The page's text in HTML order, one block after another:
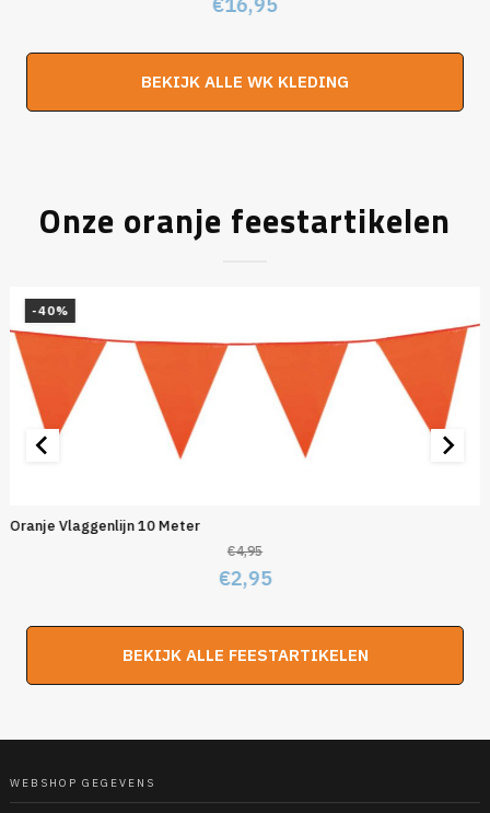
€16,95
BEKIJK ALLE WK KLEDING
Onze oranje feestartikelen
-40%
Oranje Vlaggenlijn 10 Meter
€4,95
Oorspronkelijke
€2,95Huidige
BEKIJK ALLE FEESTARTIKELEN
WEBSHOP GEGEVENS